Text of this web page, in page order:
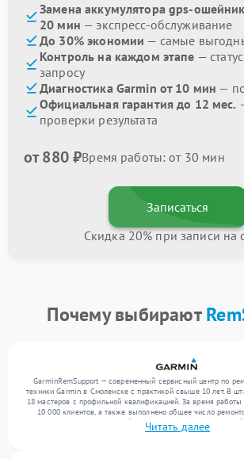
Замена аккумулятора gps-
20 мин — экспресс-обслуживание
До 30% экономии — самые
Контроль на каждом этапе —
запросу
Диагностика Garmin от 10 мин —
Официальная гарантия до 12 мес.
проверки результата
от 880 ₽Время работы: от 30 мин
Записаться
Скидка 20% при записи на
Почему выбирают
GarminRemSupport — современный сервисный центр по
техники Garmin в Смоленске с практикой свыше 10 лет. В
18 мастеров с профильной квалификацией. За время
10 000 клиентов, а также выполнено общее число
Ежемесячно в сервисный центр поступает от 300
устраняем поломки любой сложности и обеспечиваем
Читать далее